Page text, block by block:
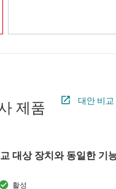
제품 대안 비교
대상 장치와 동일한 기